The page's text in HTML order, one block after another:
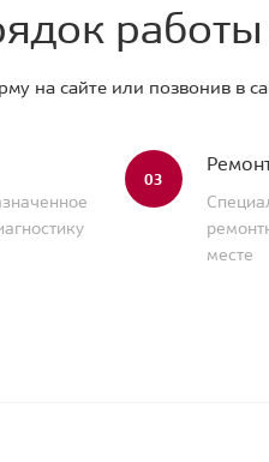
работы
на сайте или позвонив в
03
месте